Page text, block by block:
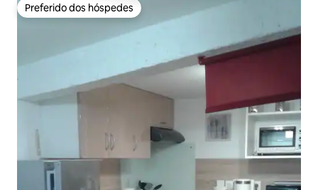
Preferido dos hóspedes
Preferido dos hóspedes